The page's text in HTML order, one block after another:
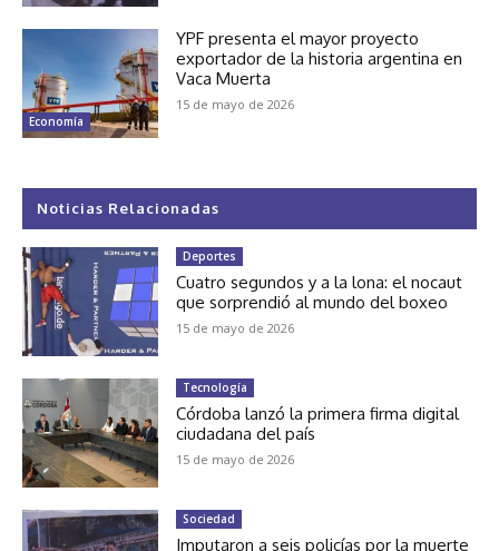
Economía
YPF presenta el mayor proyecto
exportador de la historia argentina en
Vaca Muerta
15 de mayo de 2026
Noticias Relacionadas
Deportes
Cuatro segundos y a la lona: el nocaut
que sorprendió al mundo del boxeo
15 de mayo de 2026
Tecnología
Córdoba lanzó la primera firma digital
ciudadana del país
15 de mayo de 2026
Sociedad
Imputaron a seis policías por la muerte